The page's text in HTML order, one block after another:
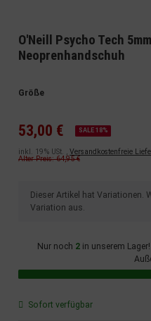
O'Neill Psycho Tech
Neoprenhandschuh
Größe
53,00 € SALE 18%
inkl. 19% USt. , Versandkostenfreie
Alter Preis: 64,95 €
xDieser Artikel hat Variationen.
Variation aus.
Nur noch 2 in unserem
Sofort verfügbar